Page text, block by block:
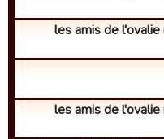
les amis de
les amis de